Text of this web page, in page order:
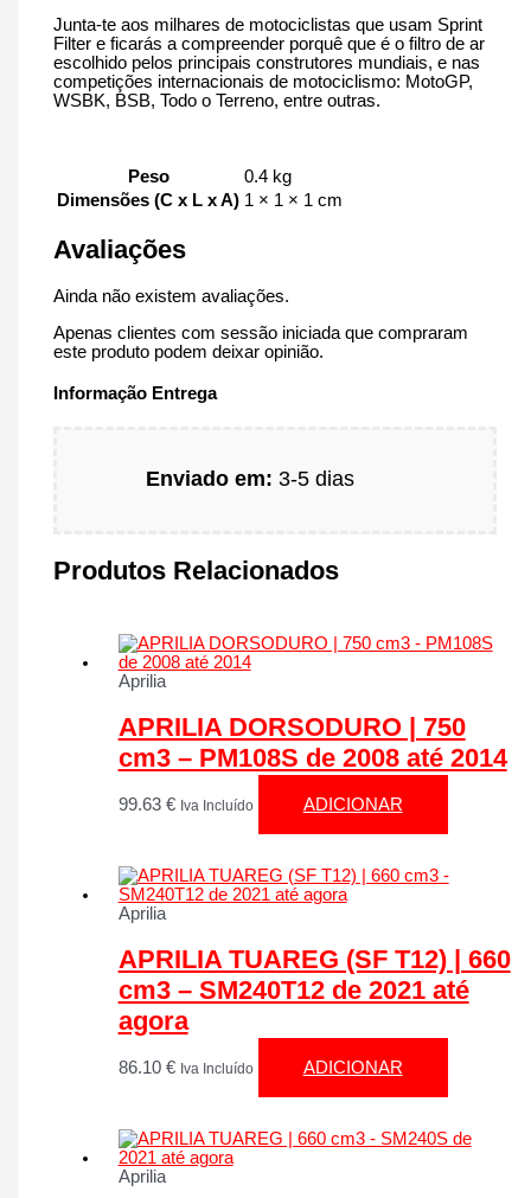
Junta-te aos milhares de motociclistas que usam Sprint
Filter e ficarás a compreender porquê que é o filtro de ar
escolhido pelos principais construtores mundiais, e nas
competições internacionais de motociclismo: MotoGP,
WSBK, BSB, Todo o Terreno, entre outras.
Peso
0.4 kg
Dimensões (C x L x A) 1 × 1 × 1 cm
Avaliações
Ainda não existem avaliações.
Apenas clientes com sessão iniciada que compraram
este produto podem deixar opinião.
Informação Entrega
Enviado em: 3-5 dias
Produtos Relacionados
Aprilia
APRILIA DORSODURO | 750
cm3 – PM108S de 2008 até 2014
99.63 € Iva Incluído ADICIONAR
Aprilia
APRILIA TUAREG (SF T12) | 660
cm3 – SM240T12 de 2021 até
agora
86.10 € Iva Incluído ADICIONAR
Aprilia